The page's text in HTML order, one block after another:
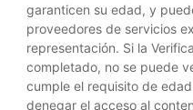
garanticen su edad, y
proveedores de servicios
representación. Si la
completado, no se puede
cumple el requisito de
denegar el acceso al